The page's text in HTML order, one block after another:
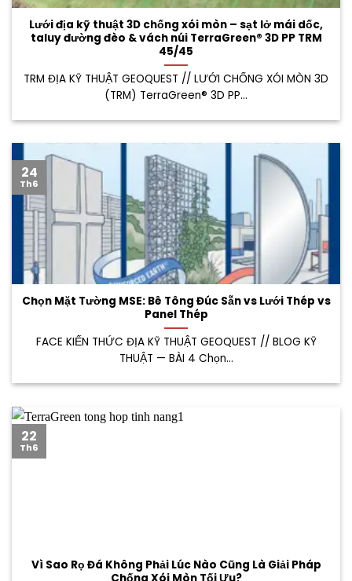
Lưới địa kỹ thuật 3D chống xói mòn – sạt lở mái dốc,
taluy đường đèo & vách núi TerraGreen® 3D PP TRM
45/45
TRM ĐỊA KỸ THUẬT GEOQUEST // LƯỚI CHỐNG XÓI MÒN 3D
(TRM) TerraGreen® 3D PP...
Chọn Mặt Tường MSE: Bê Tông Đúc Sẵn vs Lưới Thép vs
Panel Thép
FACE KIẾN THỨC ĐỊA KỸ THUẬT GEOQUEST // BLOG KỸ
THUẬT — BÀI 4 Chọn...
24
Th6
Vì Sao Rọ Đá Không Phải Lúc Nào Cũng Là Giải Pháp
Chống Xói Mòn Tối Ưu?
22
Th6